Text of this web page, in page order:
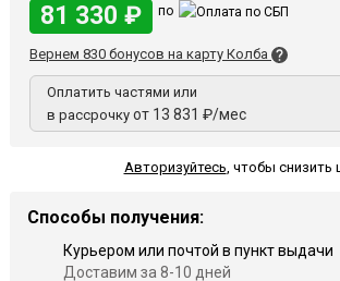
81 330 ₽ по
Вернем 830 бонусов на карту Колба
Оплатить частями или
в рассрочку от 13 831 ₽/мес
Авторизуйтесь, чтобы снизить
Способы получения:
Курьером или почтой в пункт выдачи
Доставим за 8-10 дней